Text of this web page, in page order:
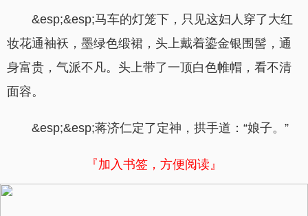
&esp;&esp;马车的灯笼下，只见这妇人穿了大红
妆花通袖袄，墨绿色缎裙，头上戴着鎏金银围髻，通
身富贵，气派不凡。头上带了一顶白色帷帽，看不清
面容。
&esp;&esp;蒋济仁定了定神，拱手道：“娘子。”
『加入书签，方便阅读』